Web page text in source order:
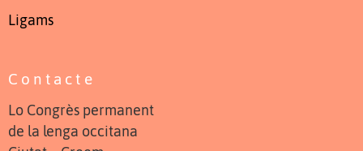
Ligams
Contacte
Lo Congrès permanent
de la lenga occitana